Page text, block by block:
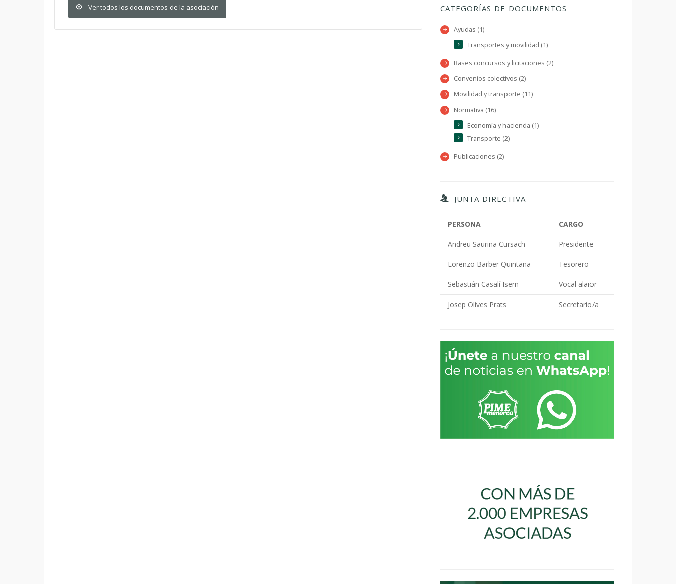
Ver todos los documentos de la asociación CATEGORÍAS DE DOCUMENTOS
Ayudas (1)
Transportes y movilidad (1)
Bases concursos y licitaciones (2)
Convenios colectivos (2)
Movilidad y transporte (11)
Normativa (16)
Economía y hacienda (1)
Transporte (2)
Publicaciones (2)
JUNTA DIRECTIVA
PERSONA CARGO
Andreu Saurina Cursach Presidente
Lorenzo Barber Quintana Tesorero
Sebastián Casalí Isern Vocal alaior
Josep Olives Prats Secretario/a